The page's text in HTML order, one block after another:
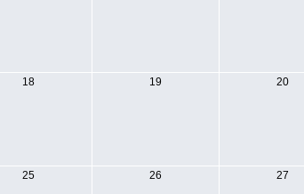
18 19 20
25 26 27